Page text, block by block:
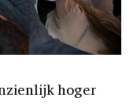
hoger